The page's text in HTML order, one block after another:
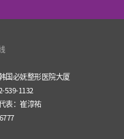
国必妩整形医院大厦
539-1132
表：崔淳祐